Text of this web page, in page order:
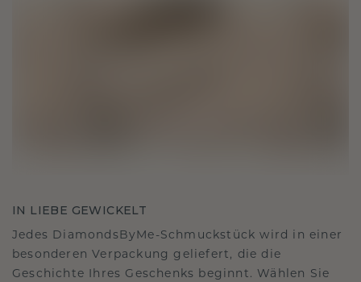
IN LIEBE GEWICKELT
Jedes DiamondsByMe-Schmuckstück wird in einer
besonderen Verpackung geliefert, die die
Geschichte Ihres Geschenks beginnt. Wählen Sie